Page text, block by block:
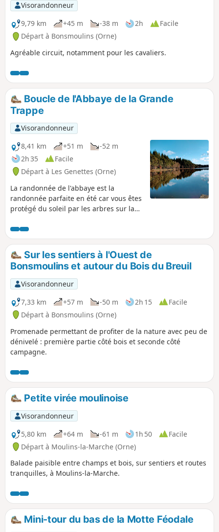
Visorandonneur
9,79 km
+45 m -38 m 2h
Facile
Départ à Bonsmoulins (Orne)
Agréable circuit, notamment pour les cavaliers.
Boucle de l'Abbaye de la Grande
Trappe
Visorandonneur
8,41 km
+51 m
-52 m
2h 35
Facile
Départ à Les Genettes (Orne)
La randonnée de l'abbaye est la
randonnée parfaite en été car vous êtes
protégé du soleil par les arbres sur la
magnifiques arbres centenaires sur le
chemin, un calme absolu et le plein de
chlorophylle.
Sur les sentiers à l'Ouest de
Bonsmoulins et autour du Bois du Breuil
Visorandonneur
7,33 km
+57 m -50 m 2h 15
Facile
Départ à Bonsmoulins (Orne)
Promenade permettant de profiter de la nature avec peu de
dénivelé : première partie côté bois et seconde côté
campagne.
Petite virée moulinoise
Visorandonneur
5,80 km
+64 m -61 m 1h 50
Facile
Départ à Moulins-la-Marche (Orne)
Balade paisible entre champs et bois, sur sentiers et routes
tranquilles, à Moulins-la-Marche.
Mini-tour du bas de la Motte Féodale